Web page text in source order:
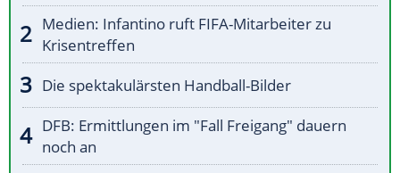
Medien: Infantino ruft FIFA-Mitarbeiter zu
Krisentreffen
Die spektakulärsten Handball-Bilder
DFB: Ermittlungen im "Fall Freigang" dauern
noch an